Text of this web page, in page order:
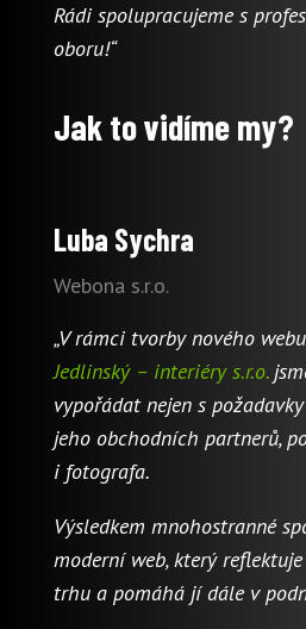
Rádi spolupracujeme s
oboru!“
Jak to vidíme my?
Luba Sychra
Webona s.r.o.
„V rámci tvorby nového
Jedlinský – interiéry s.r.o.
vypořádat nejen s
jeho obchodních partnerů,
i fotografa.
Výsledkem mnohostranné
moderní web, který
trhu a pomáhá jí dále v